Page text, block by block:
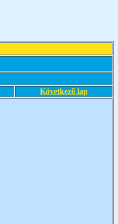
Következő lap